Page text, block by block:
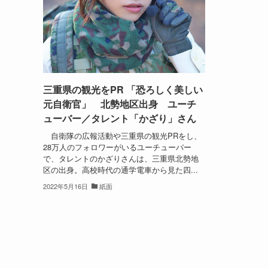
三重県の観光をPR 「恐ろしく美しい
元自衛官」 北勢地区出身 ユーチ
ューバー／タレント「かざり」さん
自衛隊の広報活動や三重県の観光PRをし、
28万人のフォロワーがいるユーチューバー
で、タレントのかざりさんは、三重県北勢地
区の出身。高校時代の通学電車から見た四...
2022年5月16日 紙面